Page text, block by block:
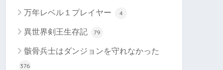
万年レベル１プレイヤー 4
異世界剣王生存記 79
骸骨兵士はダンジョンを守れなかった
376